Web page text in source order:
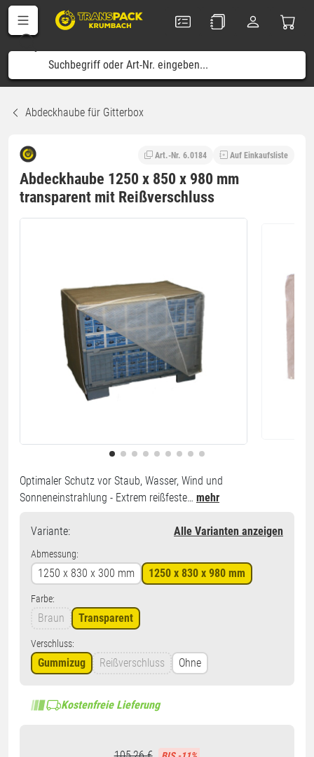
Abdeckhaube für Gitterbox
Art.-Nr. 6.0184 Auf Einkaufsliste
Abdeckhaube 1250 x 850 x 980 mm
transparent mit Reißverschluss
Optimaler Schutz vor Staub, Wasser, Wind und
Sonneneinstrahlung - Extrem reißfeste… mehr
Variante: Alle Varianten anzeigen
Abmessung:
1250 x 830 x 300 mm 1250 x 830 x 980 mm
Farbe:
Braun Transparent
Verschluss:
Gummizug Reißverschluss Ohne
Kostenfreie Lieferung